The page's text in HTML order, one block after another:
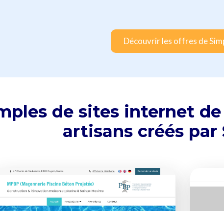
Découvrir les offres de
de sites internet
artisans créés par